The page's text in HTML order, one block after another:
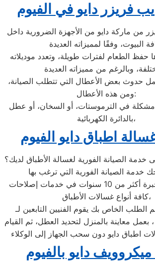
فريزر دايو في الفيوم
من ماركة دايو من الأجهزة الضرورية داخل
حفظ الطعام لفترات طويلة، وتعدد موديلاته
حدوث بعض الأعطال التي تتطلب الصيانة،
ومن هذه الأعطال:
مشكلة في الترموستات، أو السخان، أو عطل
بالدائرة الكهربائية،
اطباق دايو الفيوم
خدمة الصيانة الفورية لغسالة الأطباق لديك؟
كما إننا نمتلك خبرة أكثر من 10 سنوات في خدمات إصلاحات
كافة أنواع غسالات الأطباق،
الطلب الخاص بك يقوم الفنيين التابعين لـ
بعمل معاينة بالمنزل لتحديد العطل، ثم القيام
دايو بالفيوم